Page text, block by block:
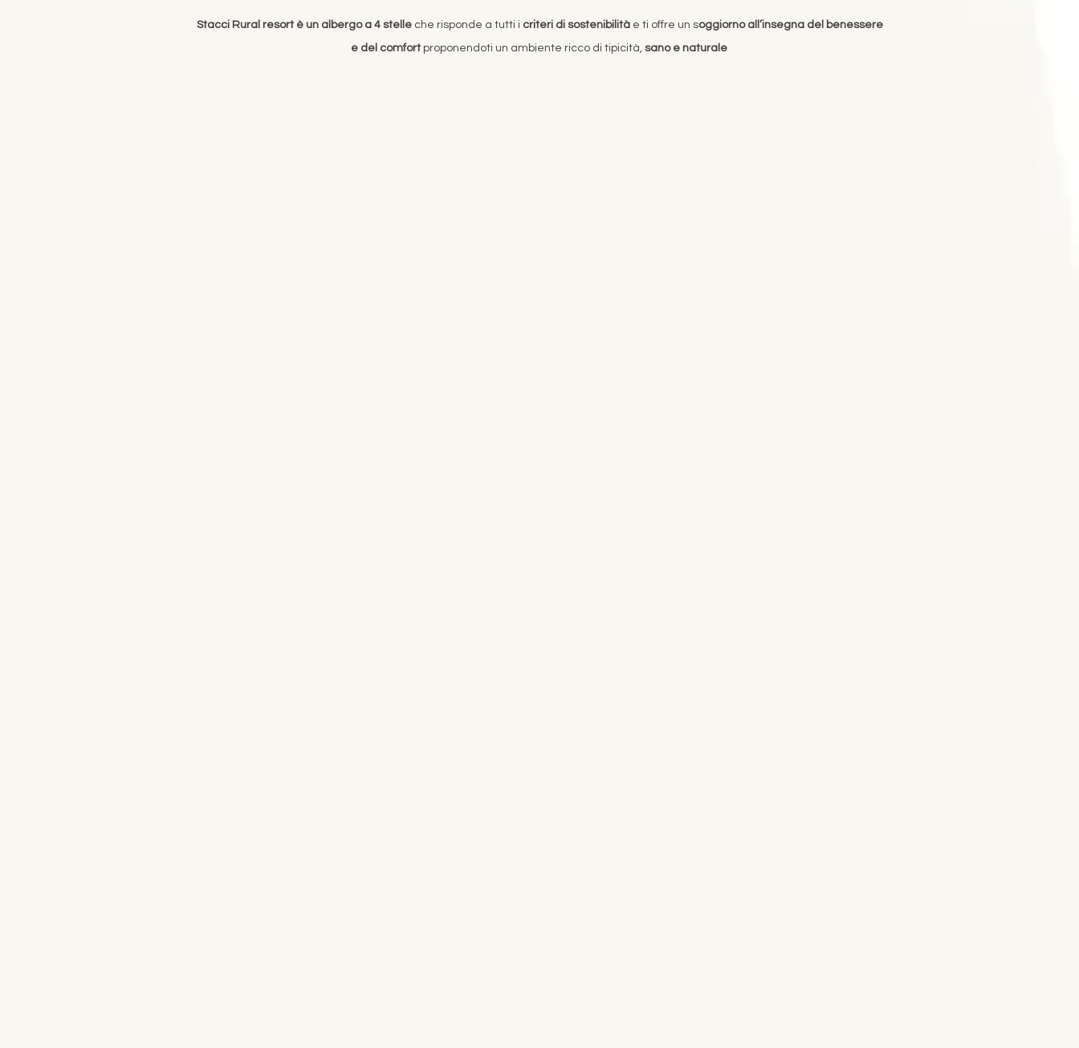
Stacci Rural resort è un albergo a 4 stelle che risponde a tutti i criteri di sostenibilità e ti offre un soggiorno all’insegna del benessere
e del comfortproponendoti un ambiente ricco di tipicità, sano e naturale